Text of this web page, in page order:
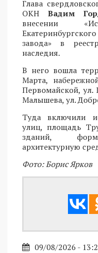
Глава
ОКН Вадим
внесении
завода» в
наследия.
В него вошла
Марта,
Первомайской, ул.
Малышева, ул.
Туда включили
улиц, площадь
зданий,
архитектурную
Фото: Борис Ярков
09/08/2026 -